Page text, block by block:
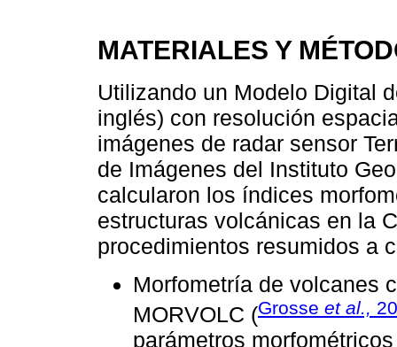
MATERIALES Y
Utilizando un Modelo Digital
inglés) con resolución
imágenes de radar sensor
de Imágenes del Instituto
calcularon los índices
estructuras volcánicas en la
procedimientos resumidos a
Morfometría de volcanes
MORVOLC (Grosse et al.,
parámetros